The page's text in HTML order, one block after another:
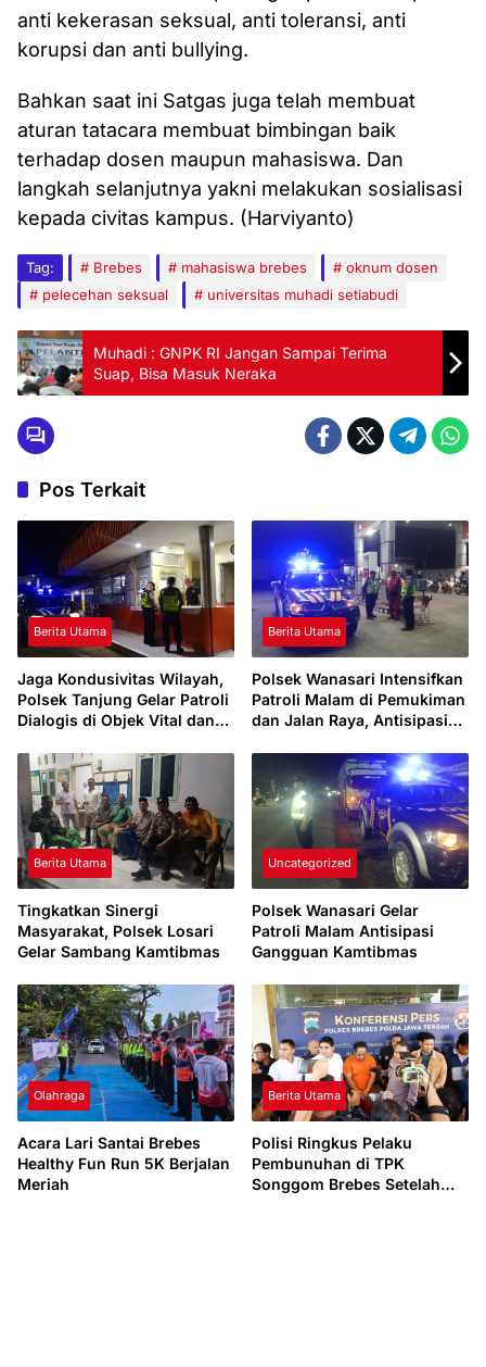
anti kekerasan seksual, anti toleransi, anti
korupsi dan anti bullying.
Bahkan saat ini Satgas juga telah membuat
aturan tatacara membuat bimbingan baik
terhadap dosen maupun mahasiswa. Dan
langkah selanjutnya yakni melakukan sosialisasi
kepada civitas kampus. (Harviyanto)
Tag: Brebes mahasiswa brebes
oknum dosen
pelecehan seksual
universitas muhadi setiabudi
Muhadi : GNPK RI Jangan Sampai Terima
Suap, Bisa Masuk Neraka
Pos Terkait
Berita Utama
Jaga Kondusivitas Wilayah,
Polsek Tanjung Gelar Patroli
Dialogis di Objek Vital dan
Berita Utama
Polsek Wanasari Intensifkan
Patroli Malam di Pemukiman
dan Jalan Raya, Antisipasi
Berita Utama
Tingkatkan Sinergi
Masyarakat, Polsek Losari
Gelar Sambang Kamtibmas
Uncategorized
Polsek Wanasari Gelar
Patroli Malam Antisipasi
Gangguan Kamtibmas
Olahraga
Acara Lari Santai Brebes
Healthy Fun Run 5K Berjalan
Meriah
Berita Utama
Polisi Ringkus Pelaku
Pembunuhan di TPK
Songgom Brebes Setelah